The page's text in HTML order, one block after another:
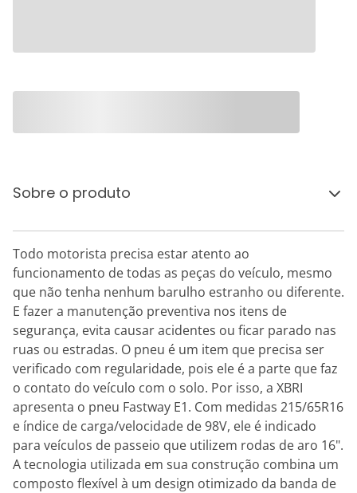
Sobre o produto
Todo motorista precisa estar atento ao
funcionamento de todas as peças do veículo, mesmo
que não tenha nenhum barulho estranho ou diferente.
E fazer a manutenção preventiva nos itens de
segurança, evita causar acidentes ou ficar parado nas
ruas ou estradas. O pneu é um item que precisa ser
verificado com regularidade, pois ele é a parte que faz
o contato do veículo com o solo. Por isso, a XBRI
apresenta o pneu Fastway E1. Com medidas 215/65R16
e índice de carga/velocidade de 98V, ele é indicado
para veículos de passeio que utilizem rodas de aro 16".
A tecnologia utilizada em sua construção combina um
composto flexível à um design otimizado da banda de